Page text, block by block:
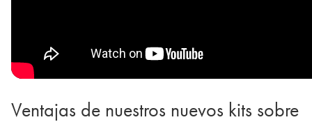
Ventajas de nuestros nuevos kits sobre